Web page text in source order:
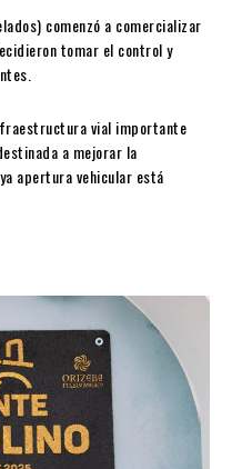
comenzó a comercializar
tomar el control y
vial importante
a mejorar la
apertura vehicular está